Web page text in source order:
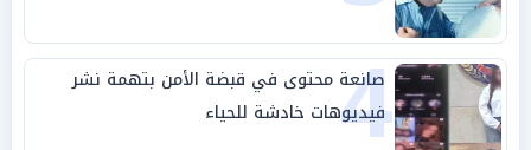
4
صانعة محتوى في قبضة الأمن بتهمة نشر
فيديوهات خادشة للحياء